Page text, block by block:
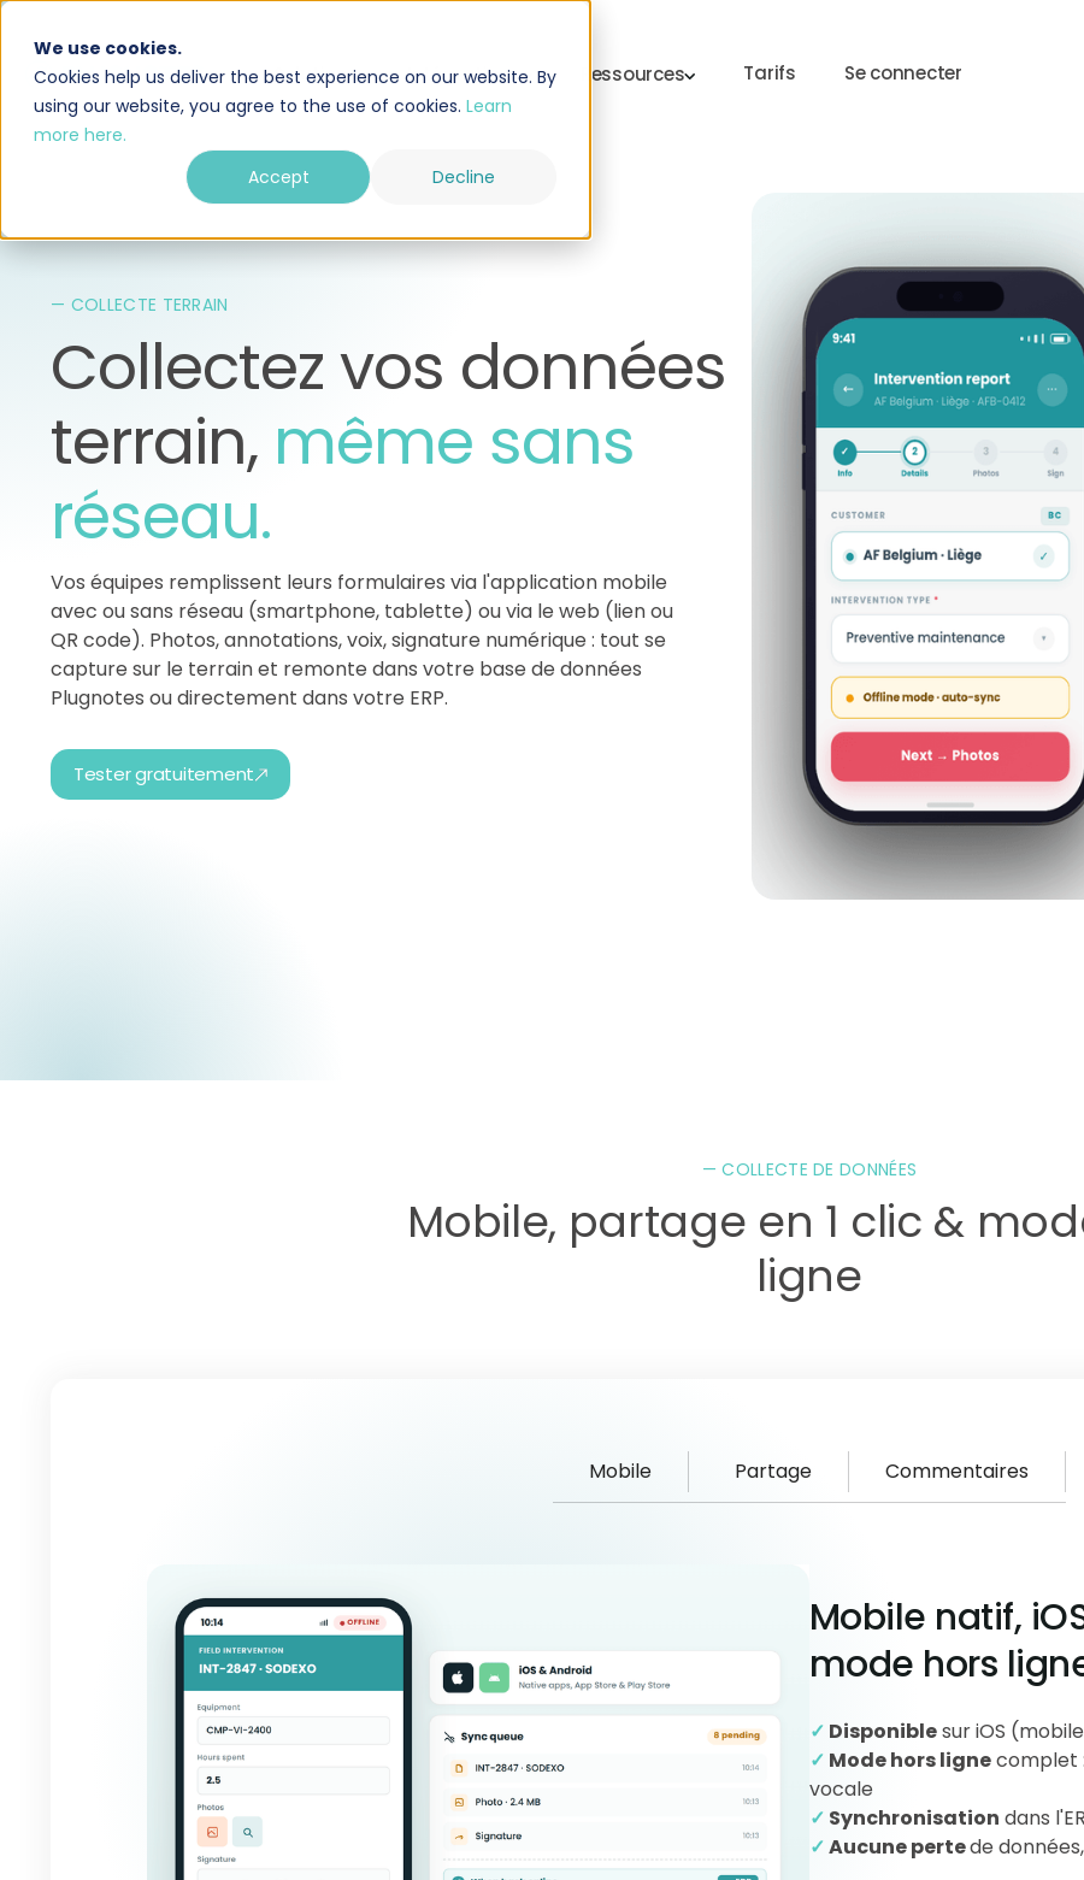
We use cookies.
Cookies help us deliver the best experience on our website. By
using our website, you agree to the use of cookies. Learn
more here.
Accept
Decline
Solution Intégrations Ressources Tarifs Se connecter
— COLLECTE TERRAIN
Collectez vos données
terrain, même sans
réseau.
Vos équipes remplissent leurs formulaires via l'application mobile
avec ou sans réseau (smartphone, tablette) ou via le web (lien ou
QR code). Photos, annotations, voix, signature numérique : tout se
capture sur le terrain et remonte dans votre base de données
Plugnotes ou directement dans votre ERP.
Tester gratuitement
— COLLECTE DE DONNÉES
Mobile, partage en 1 clic &
ligne
Mobile Partage Commentaires
Mobile natif,
mode hors
✓ Disponiblesur iOS
✓ Mode hors lignecomplet
vocale
✓ Synchronisation dans
✓Aucune pertede